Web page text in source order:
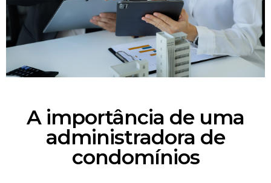
A importância de uma
administradora de
condomínios